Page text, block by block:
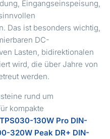
Eingangseinspeisung,
Das ist besonders wichtig,
DC-
Lasten, bidirektionalen
wird, die über Jahre von
werden.
rund um
kompakte
TPS030-130W Pro DIN-
320W Peak DR+ DIN-